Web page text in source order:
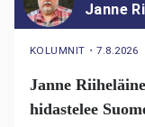
Janne
KOLUMNIT ・7.8.2026
Janne
hidastelee